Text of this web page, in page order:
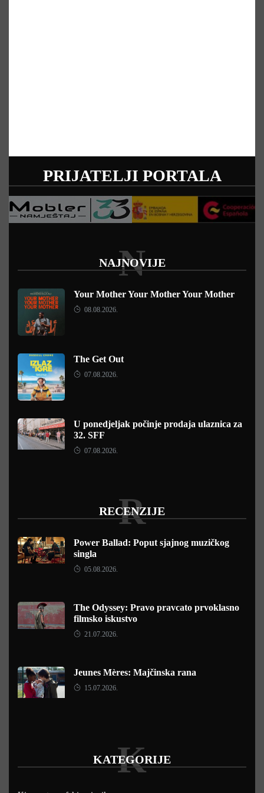
PRIJATELJI PORTALA
NAJNOVIJE
N
Your Mother Your Mother Your Mother
08.08.2026.
The Get Out
07.08.2026.
U ponedjeljak počinje prodaja ulaznica za
32. SFF
07.08.2026.
RECENZIJE
R
Power Ballad: Poput sjajnog muzičkog
singla
05.08.2026.
The Odyssey: Pravo pravcato prvoklasno
filmsko iskustvo
21.07.2026.
Jeunes Mères: Majčinska rana
15.07.2026.
KATEGORIJE
K